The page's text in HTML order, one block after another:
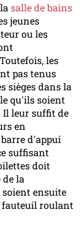
salle de bains
jeunes
ou les
les
pas tenus
sièges dans la
qu'ils soient
Il leur suffit de
en
d'appui
suffisant
doit
la
ensuite
fauteuil roulant